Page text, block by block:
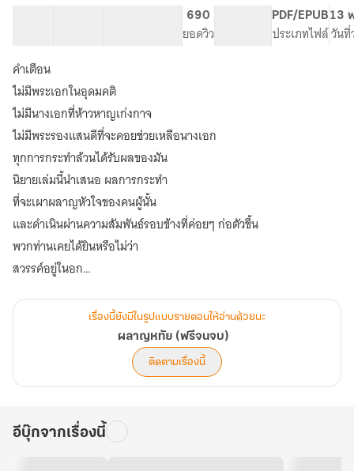
หทัย
(ฟรี
จนจบ)
690
ยอดวิว
PDF/EPUB
ประเภทไฟล์
13
วันที่
คำเตือน
ไม่มีพระเอกในอุดมคติ
ไม่มีนางเอกที่ห้าวหาญเก่งกาจ
ไม่มีพระรองแสนดีที่จะคอยช่วยเหลือนางเอก
ทุกการกระทำล้วนได้รับผลของมัน
นิยายเล่มนี้นำเสนอ ผลการกระทำ
ที่จะเผาผลาญหัวใจของคนผู้นั้น
และดำเนินผ่านความสัมพันธ์รอบข้างที่ค่อยๆ ก่อตัวขึ้น
พวกท่านเคยได้ยินหรือไม่ว่า
สวรรค์อยู่ในอก
...
จงพึงสังวรณ์การกระทำของตัวเองเอาไว้ให้ดี!
เรื่องนี้ยังมีในรูปแบบรายตอนให้อ่านด้วยนะ
ผลาญหทัย (ฟรีจนจบ)
ติดตามเรื่องนี้
อีบุ๊กจากเรื่องนี้